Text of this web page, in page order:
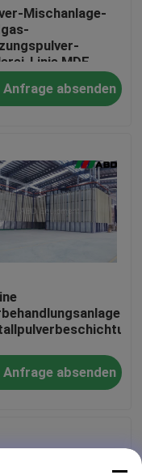
Mischanlage-
Linie MDF
automatische
Anfrage absenden
Anfrage absenden